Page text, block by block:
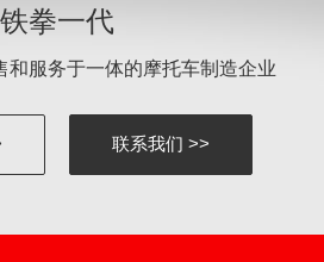
铁拳一代
和服务于一体的摩托车制造企业
联系我们 >>